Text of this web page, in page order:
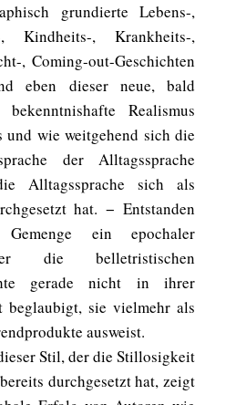
grundierte Lebens-,
Kindheits-, Krankheits-,
, Coming-out-Geschichten
eben dieser neue, bald
Realismus
und wie weitgehend sich die
der Alltagssprache
Alltagssprache sich als
hat. − Entstanden
ein epochaler
die belletristischen
gerade nicht in ihrer
beglaubigt, sie vielmehr als
ausweist.
Stil, der die Stillosigkeit
durchgesetzt hat, zeigt